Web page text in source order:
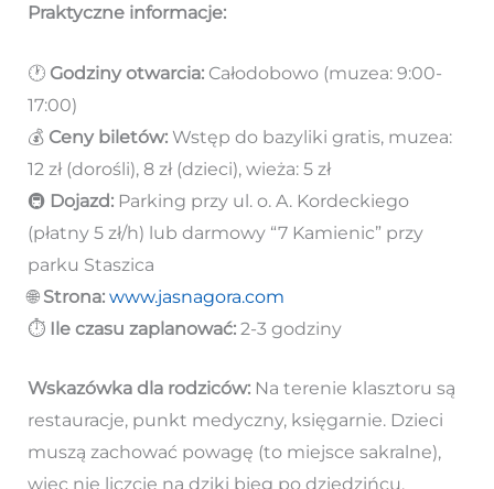
Praktyczne informacje:
🕐 Godziny otwarcia:Całodobowo (muzea: 9:00-
17:00)
💰 Ceny biletów:Wstęp do bazyliki gratis, muzea:
12 zł (dorośli), 8 zł (dzieci), wieża: 5 zł
🚇 Dojazd:Parking przy ul. o. A. Kordeckiego
(płatny 5 zł/h) lub darmowy “7 Kamienic” przy
parku Staszica
🌐 Strona: www.jasnagora.com
⏱️ Ile czasu zaplanować:2-3 godziny
Wskazówka dla rodziców:Na terenie klasztoru są
restauracje, punkt medyczny, księgarnie. Dzieci
muszą zachować powagę (to miejsce sakralne),
więc nie liczcie na dziki bieg po dziedzińcu.